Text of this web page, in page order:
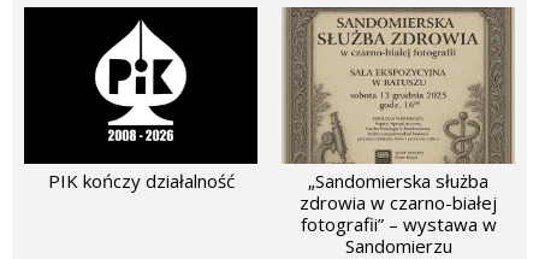
PIK kończy działalność
„Sandomierska służba
zdrowia w czarno-białej
fotografii” – wystawa w
Sandomierzu